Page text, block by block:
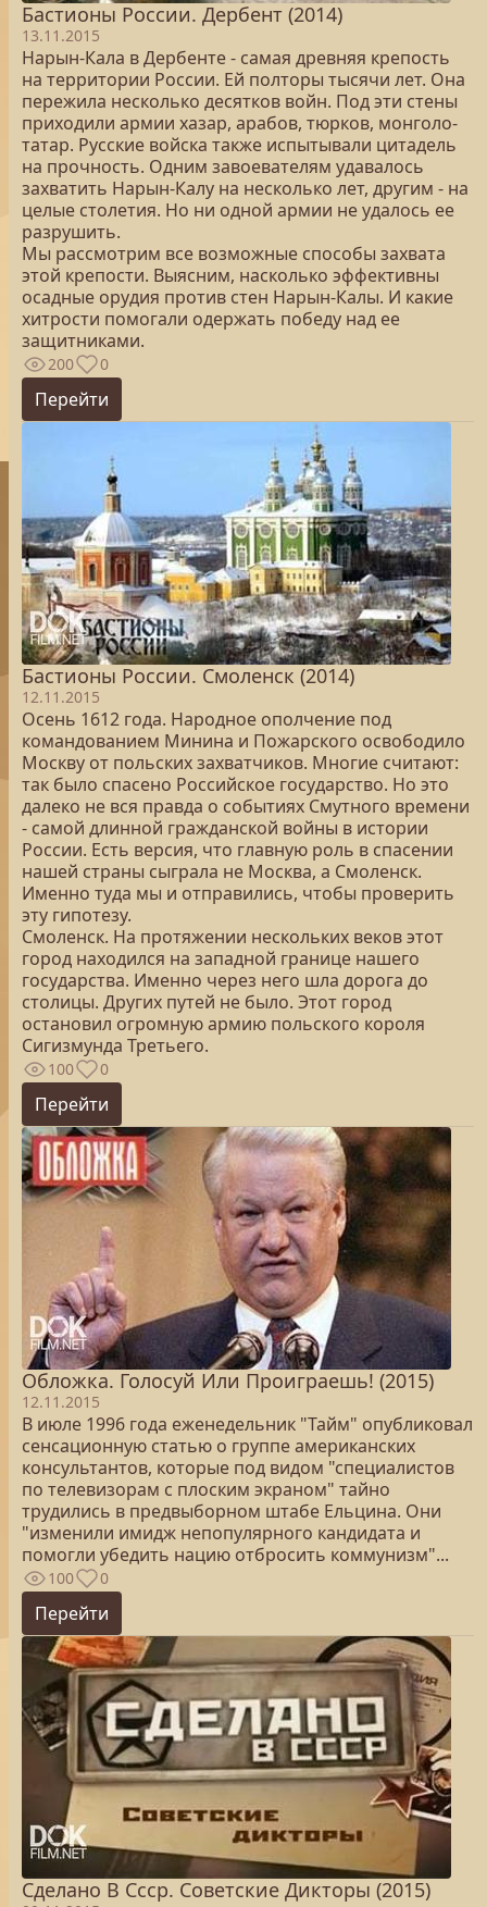
Бастионы России. Дербент (2014)
13.11.2015
Нарын-Кала в Дербенте - самая древняя крепость
на территории России. Ей полторы тысячи лет. Она
пережила несколько десятков войн. Под эти стены
приходили армии хазар, арабов, тюрков, монголо-
татар. Русские войска также испытывали цитадель
на прочность. Одним завоевателям удавалось
захватить Нарын-Калу на несколько лет, другим - на
целые столетия. Но ни одной армии не удалось ее
разрушить.
Мы рассмотрим все возможные способы захвата
этой крепости. Выясним, насколько эффективны
осадные орудия против стен Нарын-Калы. И какие
хитрости помогали одержать победу над ее
защитниками.
200 0
Перейти
Бастионы России. Смоленск (2014)
12.11.2015
Осень 1612 года. Народное ополчение под
командованием Минина и Пожарского освободило
Москву от польских захватчиков. Многие считают:
так было спасено Российское государство. Но это
далеко не вся правда о событиях Смутного времени
- самой длинной гражданской войны в истории
России. Есть версия, что главную роль в спасении
нашей страны сыграла не Москва, а Смоленск.
Именно туда мы и отправились, чтобы проверить
эту гипотезу.
Смоленск. На протяжении нескольких веков этот
город находился на западной границе нашего
государства. Именно через него шла дорога до
столицы. Других путей не было. Этот город
остановил огромную армию польского короля
Сигизмунда Третьего.
100 0
Перейти
Обложка. Голосуй Или Проиграешь! (2015)
12.11.2015
В июле 1996 года еженедельник "Тайм" опубликовал
сенсационную статью о группе американских
консультантов, которые под видом "специалистов
по телевизорам с плоским экраном" тайно
трудились в предвыборном штабе Ельцина. Они
"изменили имидж непопулярного кандидата и
помогли убедить нацию отбросить коммунизм"...
100 0
Перейти
Сделано В Ссср. Советские Дикторы (2015)